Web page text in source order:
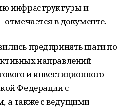
инфраструктуры и
в документе.
предпринять шаги по
направлений
и инвестиционного
Федерации с
а также с ведущими